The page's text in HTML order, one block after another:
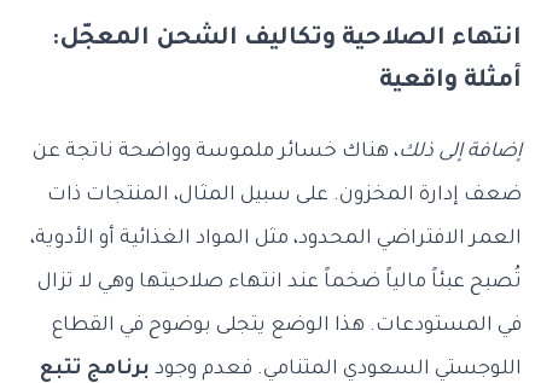
انتهاء الصلاحية وتكاليف الشحن المعجّل:
أمثلة واقعية
إضافة إلى ذلك، هناك خسائر ملموسة وواضحة ناتجة عن
ضعف إدارة المخزون. على سبيل المثال، المنتجات ذات
العمر الافتراضي المحدود، مثل المواد الغذائية أو الأدوية،
تُصبح عبئاً مالياً ضخماً عند انتهاء صلاحيتها وهي لا تزال
في المستودعات. هذا الوضع يتجلى بوضوح في القطاع
اللوجستي السعودي المتنامي. فعدم وجود برنامج تتبع